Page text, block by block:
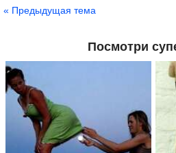
« Предыдущая тема
Посмотри